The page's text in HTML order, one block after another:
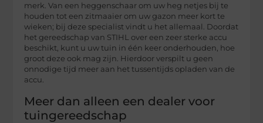
merk. Van een heggenschaar om uw heg netjes bij te
houden tot een zitmaaier om uw gazon meer kort te
wieken; bij deze specialist vindt u het allemaal. Doordat
het gereedschap van STIHL over een zeer sterke accu
beschikt, kunt u uw tuin in één keer onderhouden, hoe
groot deze ook mag zijn. Hierdoor verspilt u geen
onnodige tijd meer aan het tussentijds opladen van de
accu.
Meer dan alleen een dealer voor
tuingereedschap